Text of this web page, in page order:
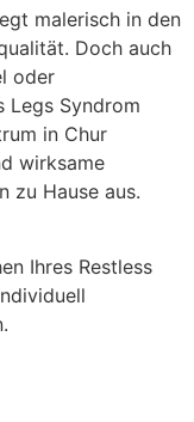
malerisch in den
Doch auch
oder
Legs Syndrom
in Chur
wirksame
zu Hause aus.
Ihres Restless